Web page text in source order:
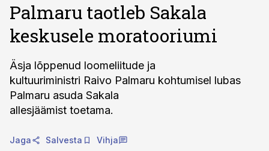
Palmaru taotleb Sakala
keskusele moratooriumi
Äsja lõppenud loomeliitude ja
kultuuriministri Raivo Palmaru kohtumisel lubas
Palmaru asuda Sakala
allesjäämist toetama.
Jaga Salvesta Vihja